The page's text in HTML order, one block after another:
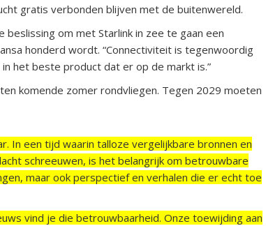
gratis verbonden blijven met de buitenwereld.
om met Starlink in zee te gaan een
honderd wordt. “Connectiviteit is tegenwoordig
het beste product dat er op de markt is.”
komende zomer rondvliegen. Tegen 2029 moeten
In een tijd waarin talloze vergelijkbare bronnen en
schreeuwen, is het belangrijk om betrouwbare
maar ook perspectief en verhalen die er echt toe
vind je die betrouwbaarheid. Onze toewijding aan